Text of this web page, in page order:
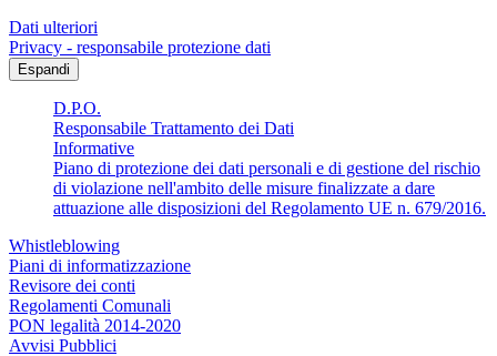
Dati ulteriori
Privacy - responsabile protezione dati
Espandi
D.P.O.
Responsabile Trattamento dei Dati
Informative
Piano di protezione dei dati personali e di gestione del rischio
di violazione nell'ambito delle misure finalizzate a dare
attuazione alle disposizioni del Regolamento UE n. 679/2016.
Whistleblowing
Piani di informatizzazione
Revisore dei conti
Regolamenti Comunali
PON legalità 2014-2020
Avvisi Pubblici